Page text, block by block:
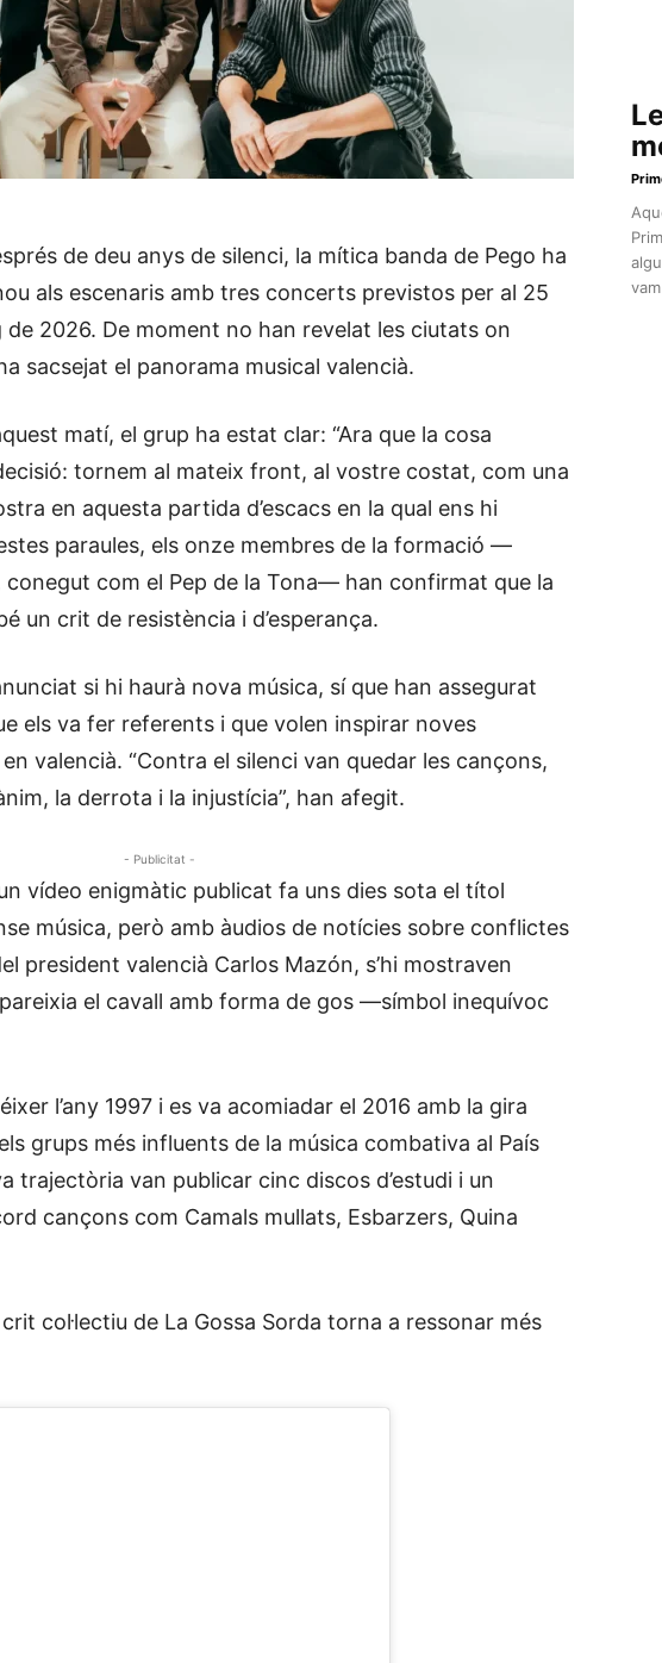
de deu anys de silenci, la mítica banda de Pego ha
als escenaris amb tres concerts previstos per al 25
de 2026. De moment no han revelat les ciutats on
sacsejat el panorama musical valencià.
matí, el grup ha estat clar: “Ara que la cosa
tornem al mateix front, al vostre costat, com una
en aquesta partida d’escacs en la qual ens hi
paraules, els onze membres de la formació —
conegut com el Pep de la Tona— han confirmat que la
un crit de resistència i d’esperança.
si hi haurà nova música, sí que han assegurat
els va fer referents i que volen inspirar noves
valencià. “Contra el silenci van quedar les cançons,
la derrota i la injustícia”, han afegit.
- Publicitat -
vídeo enigmàtic publicat fa uns dies sota el títol
música, però amb àudios de notícies sobre conflictes
president valencià Carlos Mazón, s’hi mostraven
el cavall amb forma de gos —símbol inequívoc
l’any 1997 i es va acomiadar el 2016 amb la gira
grups més influents de la música combativa al País
trajectòria van publicar cinc discos d’estudi i un
cançons com Camals mullats, Esbarzers, Quina
col·lectiu de La Gossa Sorda torna a ressonar més